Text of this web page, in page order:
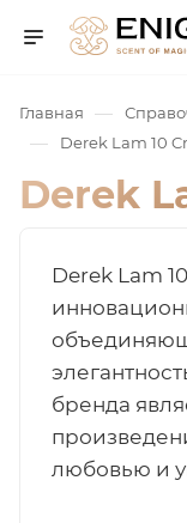
Главная —
— Derek Lam 10
Derek
Derek Lam
бренда
любовью и